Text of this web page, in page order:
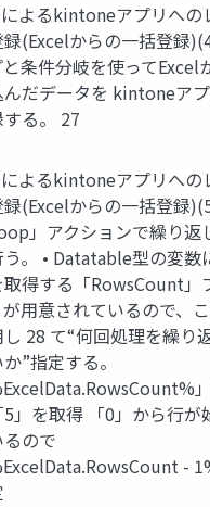
によるkintoneアプリへの
録(Excelからの一括登録
条件分岐を使ってExcel
んだデータを kintoneア
る。 27
によるkintoneアプリへの
録(Excelからの一括登録
」アクションで繰り返
う。 • Datatable型の変数
得する「RowsCount」
用意されているので、
28 て“何回処理を繰り
”指定する。
」を取得 「0」から行が
ので
-